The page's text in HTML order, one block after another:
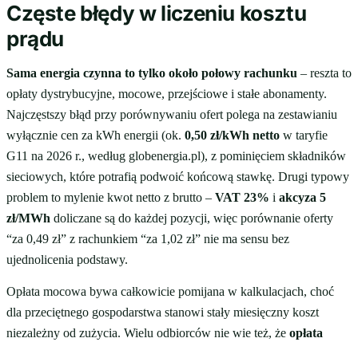
Częste błędy w liczeniu kosztu
prądu
Sama energia czynna to tylko około połowy rachunku – reszta to
opłaty dystrybucyjne, mocowe, przejściowe i stałe abonamenty.
Najczęstszy błąd przy porównywaniu ofert polega na zestawianiu
wyłącznie cen za kWh energii (ok. 0,50 zł/kWh netto w taryfie
G11 na 2026 r., według globenergia.pl), z pominięciem składników
sieciowych, które potrafią podwoić końcową stawkę. Drugi typowy
problem to mylenie kwot netto z brutto – VAT 23% i akcyza 5
zł/MWh doliczane są do każdej pozycji, więc porównanie oferty
“za 0,49 zł” z rachunkiem “za 1,02 zł” nie ma sensu bez
ujednolicenia podstawy.
Opłata mocowa bywa całkowicie pomijana w kalkulacjach, choć
dla przeciętnego gospodarstwa stanowi stały miesięczny koszt
niezależny od zużycia. Wielu odbiorców nie wie też, że opłata